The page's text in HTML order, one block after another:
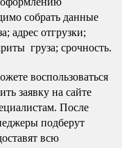
собрать данные
адрес отгрузки;
груза; срочность.
воспользоваться
заявку на сайте
После
подберут
всю